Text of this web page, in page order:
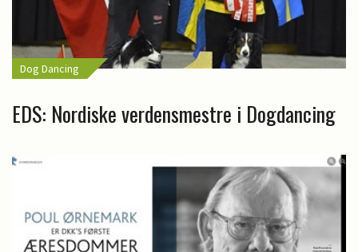
Dog Dancing
EDS: Nordiske verdensmestre i Dogdancing